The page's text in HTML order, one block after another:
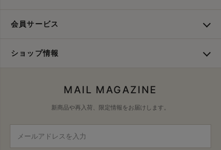
会員サービス
ショップ情報
MAIL MAGAZINE
新商品や再入荷、限定情報をお届けします。